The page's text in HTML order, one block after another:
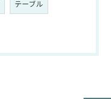
テーブル